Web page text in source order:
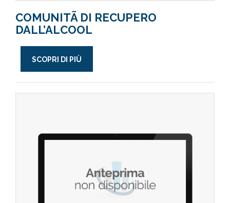
COMUNITÃ DI RECUPERO
DALL’ALCOOL
SCOPRI DI PIÙ